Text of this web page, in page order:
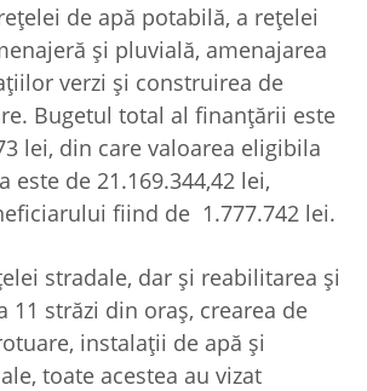
de apă potabilă, a rețelei
și pluvială, amenajarea
verzi și construirea de
Bugetul total al finanțării este
lei, din care valoarea eligibila
este de 21.169.344,42 lei,
fiind de 1.777.742 lei.
stradale, dar și reabilitarea și
11 străzi din oraș, crearea de
instalații de apă și
toate acestea au vizat